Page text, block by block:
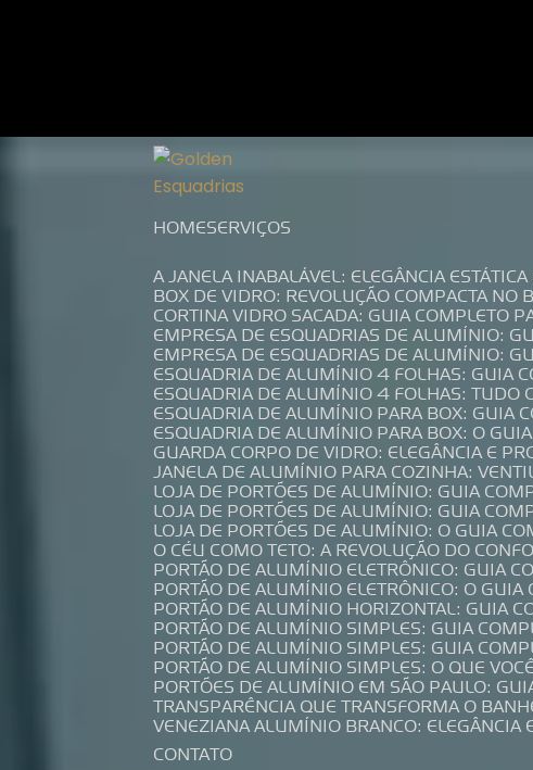
HOME SERVIÇOS
A JANELA INABALÁVEL: ELEGÂNCIA
BOX DE VIDRO: REVOLUÇÃO COMPACTA NO
CORTINA VIDRO SACADA: GUIA COMPLETO
EMPRESA DE ESQUADRIAS DE ALUMÍNIO:
EMPRESA DE ESQUADRIAS DE ALUMÍNIO:
ESQUADRIA DE ALUMÍNIO 4 FOLHAS: GUIA
ESQUADRIA DE ALUMÍNIO 4 FOLHAS: TUDO
ESQUADRIA DE ALUMÍNIO PARA BOX: GUIA
ESQUADRIA DE ALUMÍNIO PARA BOX: O
GUARDA CORPO DE VIDRO: ELEGÂNCIA E
JANELA DE ALUMÍNIO PARA COZINHA:
LOJA DE PORTÕES DE ALUMÍNIO: GUIA
LOJA DE PORTÕES DE ALUMÍNIO: GUIA
LOJA DE PORTÕES DE ALUMÍNIO: O GUIA
O CÉU COMO TETO: A REVOLUÇÃO DO
PORTÃO DE ALUMÍNIO ELETRÔNICO: GUIA
PORTÃO DE ALUMÍNIO ELETRÔNICO: O
PORTÃO DE ALUMÍNIO HORIZONTAL: GUIA
PORTÃO DE ALUMÍNIO SIMPLES: GUIA
PORTÃO DE ALUMÍNIO SIMPLES: GUIA
PORTÃO DE ALUMÍNIO SIMPLES: O QUE
PORTÕES DE ALUMÍNIO EM SÃO PAULO:
TRANSPARÊNCIA QUE TRANSFORMA O
VENEZIANA ALUMÍNIO BRANCO:
CONTATO